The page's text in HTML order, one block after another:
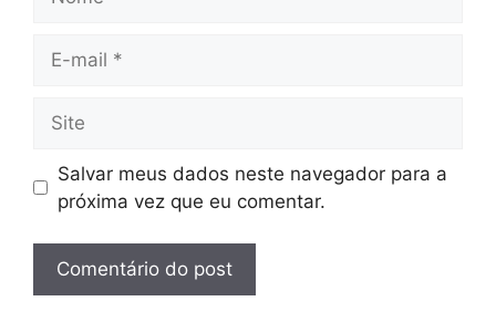
mail
Salvar meus dados neste navegador para a
próxima vez que eu comentar.